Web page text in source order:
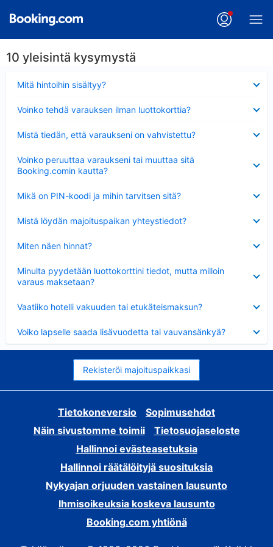
10 yleisintä kysymystä
Mitä hintoihin sisältyy?
Voinko tehdä varauksen ilman luottokorttia?
Mistä tiedän, että varaukseni on vahvistettu?
Voinko peruuttaa varaukseni tai muuttaa sitä
Booking.comin kautta?
Mikä on PIN-koodi ja mihin tarvitsen sitä?
Mistä löydän majoituspaikan yhteystiedot?
Miten näen hinnat?
Minulta pyydetään luottokorttini tiedot, mutta milloin
varaus maksetaan?
Vaatiiko hotelli vakuuden tai etukäteismaksun?
Voiko lapselle saada lisävuodetta tai vauvansänkyä?
Rekisteröi majoituspaikkasi
Tietokoneversio
Sopimusehdot
Näin sivustomme toimii
Tietosuojaseloste
Hallinnoi evästeasetuksia
Hallinnoi räätälöityjä suosituksia
Nykyajan orjuuden vastainen lausunto
Ihmisoikeuksia koskeva lausunto
Booking.com yhtiönä